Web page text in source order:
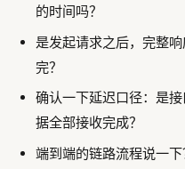
的时间吗？
是发起请求之后，完整
完？
确认一下延迟口径：是
据全部接收完成？
端到端的链路流程说一下